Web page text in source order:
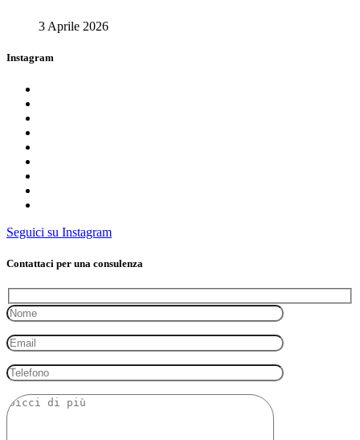
3 Aprile 2026
Instagram
Seguici su Instagram
Contattaci per una consulenza